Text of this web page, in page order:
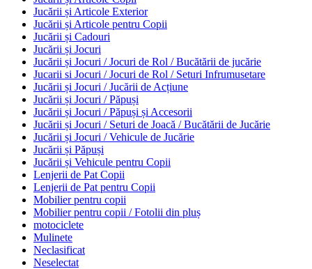
Jucării și Articole Exterior
Jucării și Articole pentru Copii
Jucării și Cadouri
Jucării și Jocuri
Jucării și Jocuri / Jocuri de Rol / Bucătării de jucărie
Jucarii si Jocuri / Jocuri de Rol / Seturi Infrumusetare
Jucării și Jocuri / Jucării de Acțiune
Jucării și Jocuri / Păpuși
Jucării și Jocuri / Păpuși și Accesorii
Jucării și Jocuri / Seturi de Joacă / Bucătării de Jucărie
Jucării și Jocuri / Vehicule de Jucărie
Jucării și Păpuși
Jucării și Vehicule pentru Copii
Lenjerii de Pat Copii
Lenjerii de Pat pentru Copii
Mobilier pentru copii
Mobilier pentru copii / Fotolii din pluș
motociclete
Mulinete
Neclasificat
Neselectat